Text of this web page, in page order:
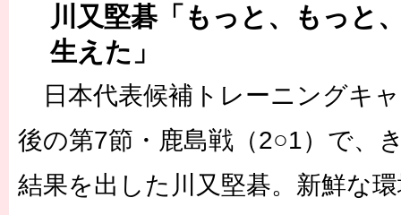
［3215号］WEEKLY EG SELECTION
［3216号］行く末占うラストワン
［3217号］最高の景色へ出国
［3220号］伝説の王者、黄金のシャーレ
川又堅碁「もっと、もっと
生えた」
日本代表候補トレーニングキ
後の第7節・鹿島戦（2○1）で、
結果を出した川又堅碁。新鮮な